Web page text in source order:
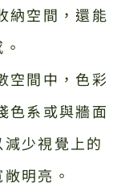
納空間，還能
空間中，色彩
色系或與牆面
少視覺上的
明亮。